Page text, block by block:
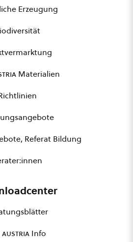
Erzeugung
Materialien
Referat Bildung
austria Info